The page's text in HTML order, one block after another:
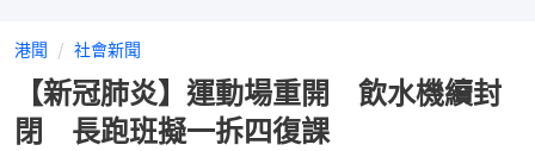
港聞 社會新聞
【新冠肺炎】運動場重開 飲水機續封
閉 長跑班擬一拆四復課